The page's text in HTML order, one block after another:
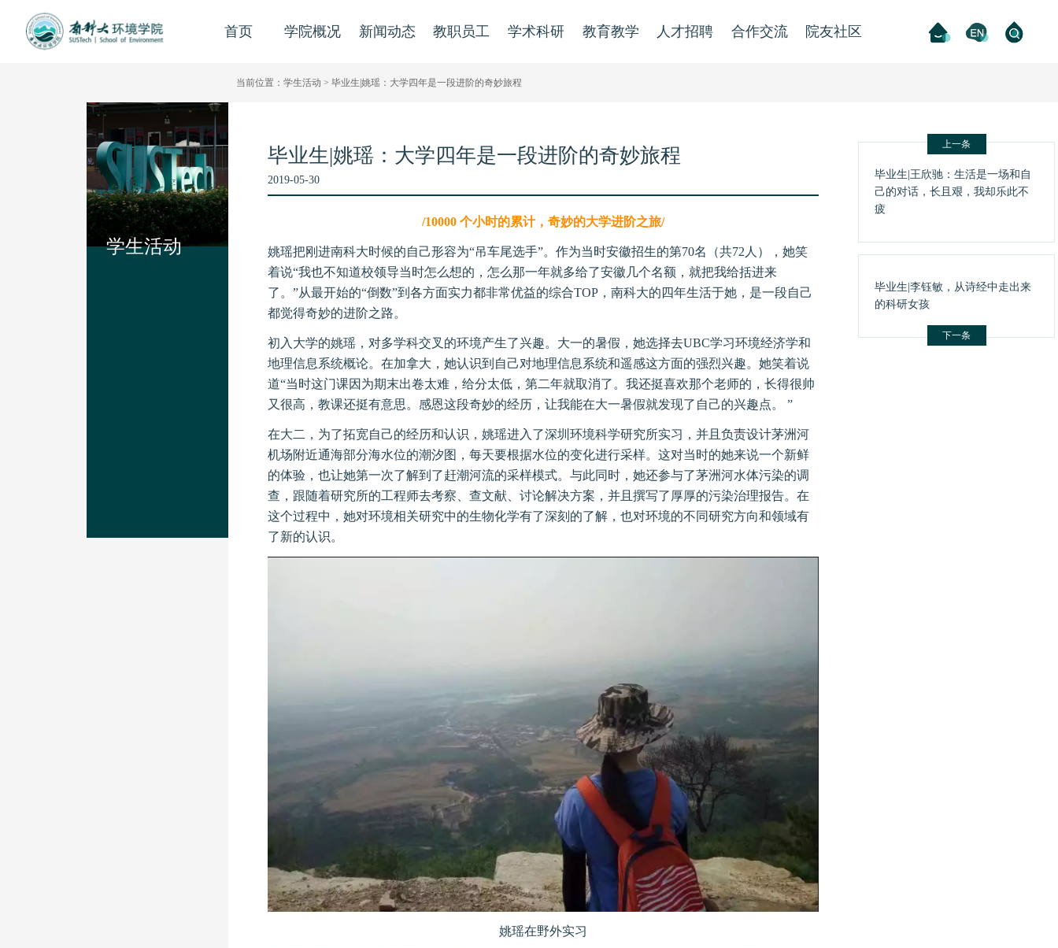
首页 学院概况 新闻动态 教职员工 学术科研 教育教学 人才招聘 合作交流 院友社区
当前位置： 学生活动 > 毕业生|姚瑶：大学四年是一段进阶的奇妙旅程
学生活动
毕业生|姚瑶：大学四年是一段进阶的奇妙旅程
2019-05-30
/10000 个小时的累计，奇妙的大学进阶之旅/
姚瑶把刚进南科大时候的自己形容为“吊车尾选手”。作为当时安徽招生的第70名（共72人），她笑
着说“我也不知道校领导当时怎么想的，怎么那一年就多给了安徽几个名额，就把我给括进来
了。”从最开始的“倒数”到各方面实力都非常优益的综合TOP，南科大的四年生活于她，是一段自己
都觉得奇妙的进阶之路。
初入大学的姚瑶，对多学科交叉的环境产生了兴趣。大一的暑假，她选择去UBC学习环境经济学和
地理信息系统概论。在加拿大，她认识到自己对地理信息系统和遥感这方面的强烈兴趣。她笑着说
道“当时这门课因为期末出卷太难，给分太低，第二年就取消了。我还挺喜欢那个老师的，长得很帅
又很高，教课还挺有意思。感恩这段奇妙的经历，让我能在大一暑假就发现了自己的兴趣点。 ”
在大二，为了拓宽自己的经历和认识，姚瑶进入了深圳环境科学研究所实习，并且负责设计茅洲河
机场附近通海部分海水位的潮汐图，每天要根据水位的变化进行采样。这对当时的她来说一个新鲜
的体验，也让她第一次了解到了赶潮河流的采样模式。与此同时，她还参与了茅洲河水体污染的调
查，跟随着研究所的工程师去考察、查文献、讨论解决方案，并且撰写了厚厚的污染治理报告。在
这个过程中，她对环境相关研究中的生物化学有了深刻的了解，也对环境的不同研究方向和领域有
了新的认识。
姚瑶在野外实习
毕业生|王欣驰：生活是一场和自
己的对话，长且艰，我却乐此不
疲
上一条
毕业生|李钰敏，从诗经中走出来
的科研女孩
下一条